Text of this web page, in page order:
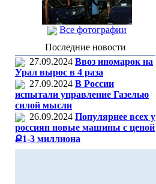
Все фотографии
Последние новости
27.09.2024 Ввоз иномарок на
Урал вырос в 4 раза
27.09.2024 В России
испытали управление Газелью
силой мысли
26.09.2024 Популярнее всех у
россиян новые машины с ценой
Ք1-3 миллиона